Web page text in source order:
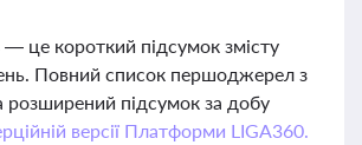
це короткий підсумок змісту
Повний список першоджерел з
розширений підсумок за добу
версії Платформи LIGA360.